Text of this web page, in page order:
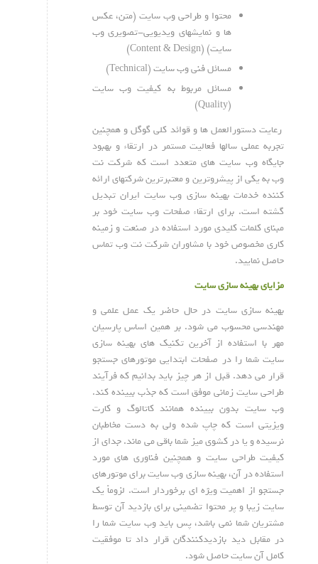
محتوا و طراحی وب سایت (متن، عکس
ها و نمایشهای ویدیویی-تصویری وب
سایت) (Content & Design)
مسائل فنی وب سایت (Technical)
مسائل مربوط به کیفیت وب سایت
(Quality)
رعایت دستورالعمل ها و قوائد کلی گوگل و همچنین
تجربه عملی سالها فعالیت مستمر در ارتقاء و بهبود
جایگاه وب سایت های متعدد است که شرکت نت
وب به یکی از پیشروترین و معتبرترین شرکتهای ارائه
کننده خدمات بهینه سازی وب سایت ایران تبدیل
گشته است. برای ارتقاء صفحات وب سایت خود بر
مبنای کلمات کلیدی مورد استفاده در صنعت و زمینه
کاری مخصوص خود با مشاوران شرکت نت وب تماس
حاصل نمایید.
مزایای بهینه سازی سایت
بهینه سازی سایت در حال حاضر یک عمل علمی و
مهندسی محسوب می شود. بر همین اساس پارسیان
مهر با استفاده از آخرین تکنیک های بهینه سازی
سایت شما را در صفحات ابتدایی موتورهای جستجو
قرار می دهد. قبل از هر چیز باید بدانیم که فرآیند
طراحی سایت زمانی موفق است که جذب بیینده کند.
وب سایت بدون بیینده همانند کاتالوگ و کارت
ویزیتی است که چاپ شده ولی به دست مخاطبان
نرسیده و یا در کشوی میز شما باقی می ماند. جدای از
کیفیت طراحی سایت و همچنین فناوری های مورد
استفاده در آن، بهینه سازی وب سایت برای موتورهای
جستجو از اهمیت ویژه ای برخوردار است. لزوماً یک
سایت زیبا و پر محتوا تضمینی برای بازدید آن توسط
مشتریان شما نمی باشد، پس باید وب سایت شما را
در مقابل دید بازدیدکنندگان قرار داد تا موفقیت
کامل آن سایت حاصل شود.